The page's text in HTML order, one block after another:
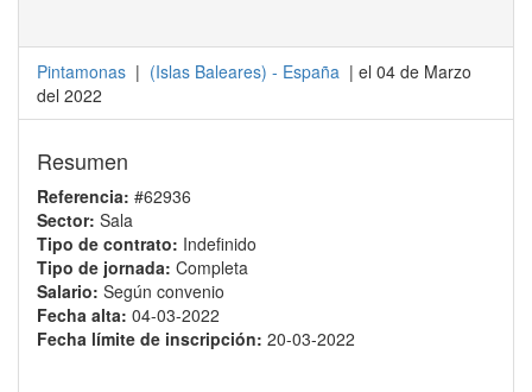
Pintamonas | (Islas Baleares) - España | el 04 de Marzo
del 2022
Resumen
Referencia: #62936
Sector: Sala
Tipo de contrato: Indefinido
Tipo de jornada: Completa
Salario: Según convenio
Fecha alta: 04-03-2022
Fecha límite de inscripción: 20-03-2022